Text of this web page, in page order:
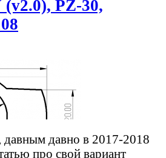
PZ-30,
давным давно в 2017-2018
про свой вариант